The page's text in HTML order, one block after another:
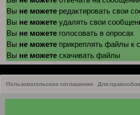
Вы не можете редактировать свои
Вы не можете удалять свои
Вы не можете голосовать в опросах
Вы не можете прикреплять файлы к
Вы не можете скачивать файлы
Пользовательское соглашение Для